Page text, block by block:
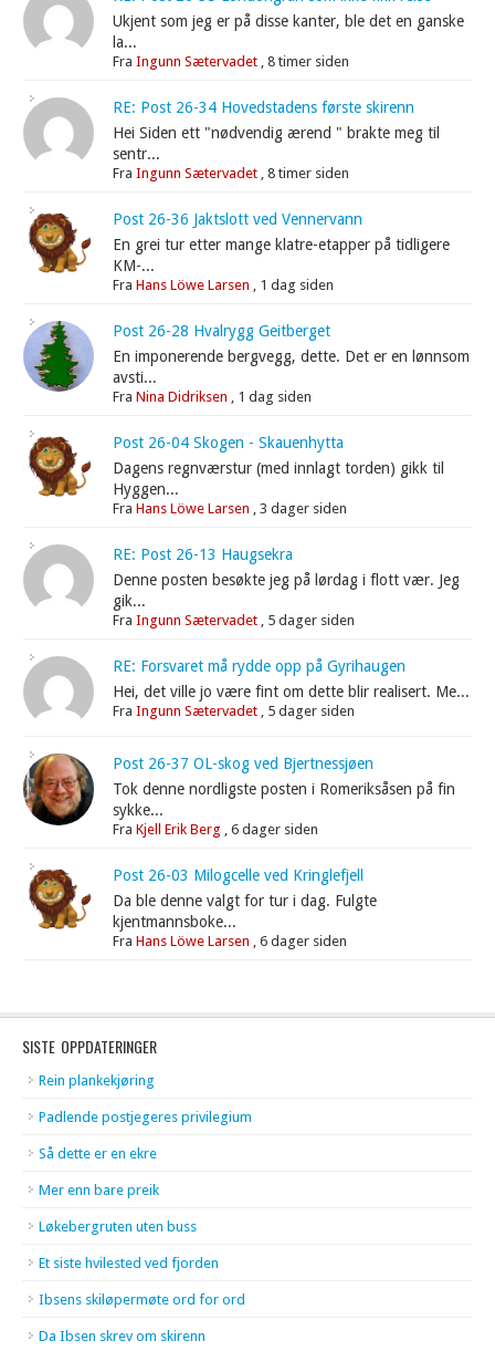
Ukjent som jeg er på disse kanter, ble det en ganske
la...
FraIngunn Sætervadet ,8 timer siden
RE: Post 26-34 Hovedstadens første skirenn
Hei Siden ett "nødvendig ærend " brakte meg til
sentr...
FraIngunn Sætervadet ,8 timer siden
Post 26-36 Jaktslott ved Vennervann
En grei tur etter mange klatre-etapper på tidligere
KM-...
FraHans Löwe Larsen 1 dag siden
Post 26-28 Hvalrygg Geitberget
En imponerende bergvegg, dette. Det er en lønnsom
avsti...
FraNina Didriksen 1 dag siden
Post 26-04 Skogen - Skauenhytta
Dagens regnværstur (med innlagt torden) gikk til
Hyggen...
FraHans Löwe Larsen ,3 dager siden
RE: Post 26-13 Haugsekra
Denne posten besøkte jeg på lørdag i flott vær. Jeg
gik...
FraIngunn Sætervadet 5 dager siden
RE: Forsvaret må rydde opp på Gyrihaugen
Hei, det ville jo være fint om dette blir realisert. Me...
FraIngunn Sætervadet 5 dager siden
Post 26-37 OL-skog ved Bjertnessjøen
Tok denne nordligste posten i Romeriksåsen på fin
sykke...
FraKjell Erik Berg ,6 dager siden
Post 26-03 Milogcelle ved Kringlefjell
Da ble denne valgt for tur i dag. Fulgte
kjentmannsboke...
FraHans Löwe Larsen ,6 dager siden
SISTE OPPDATERINGER
Rein plankekjøring
Padlende postjegeres privilegium
Så dette er en ekre
Mer enn bare preik
Løkebergruten uten buss
Et siste hvilested ved fjorden
Ibsens skiløpermøte ord for ord
Da Ibsen skrev om skirenn